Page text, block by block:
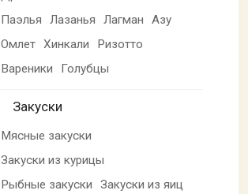
Паэлья
Лазанья Лагман
Азу
Омлет Хинкали
Ризотто
Вареники
Голубцы
Закуски
Мясные закуски
Закуски из курицы
Рыбные закуски
Закуски из яиц